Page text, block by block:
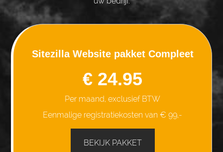
Sitezilla Website pakket Compleet
€ 24.95
Per maand, exclusief BTW
Eenmalige registratiekosten van € 99,-
BEKIJK PAKKET